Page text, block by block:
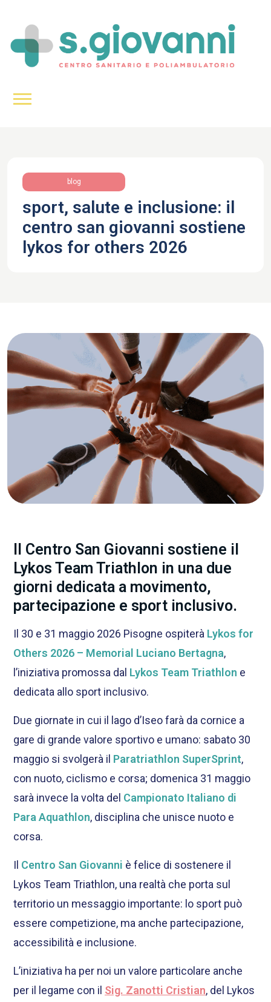
blog
sport, salute e inclusione: il
centro san giovanni sostiene
lykos for others 2026
Il Centro San Giovanni sostiene il
Lykos Team Triathlon in una due
giorni dedicata a movimento,
partecipazione e sport inclusivo.
Il 30 e 31 maggio 2026 Pisogne ospiterà Lykos for
Others 2026 – Memorial Luciano Bertagna,
l’iniziativa promossa dal Lykos Team Triathlon e
dedicata allo sport inclusivo.
Due giornate in cui il lago d’Iseo farà da cornice a
gare di grande valore sportivo e umano: sabato 30
maggio si svolgerà il Paratriathlon SuperSprint,
con nuoto, ciclismo e corsa; domenica 31 maggio
sarà invece la volta del Campionato Italiano di
Para Aquathlon, disciplina che unisce nuoto e
corsa.
Il Centro San Giovanni è felice di sostenere il
Lykos Team Triathlon, una realtà che porta sul
territorio un messaggio importante: lo sport può
essere competizione, ma anche partecipazione,
accessibilità e inclusione.
L’iniziativa ha per noi un valore particolare anche
per il legame con il Sig. Zanotti Cristian, del Lykos